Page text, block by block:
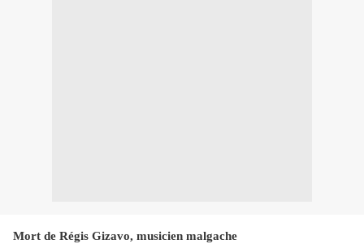
Mort de Régis Gizavo, musicien malgache